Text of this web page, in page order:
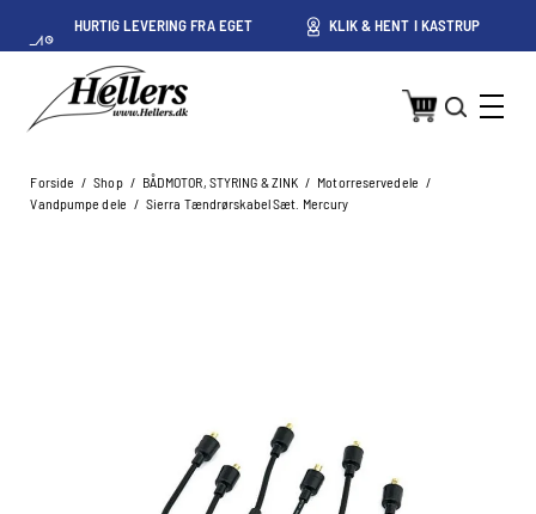
HURTIG LEVERING FRA EGET
LAGER I KASTRUP
KLIK & HENT I KASTRUP
Forside / Shop / BÅDMOTOR, STYRING & ZINK / Motorreservedele /
Vandpumpe dele / Sierra Tændrørskabel Sæt. Mercury